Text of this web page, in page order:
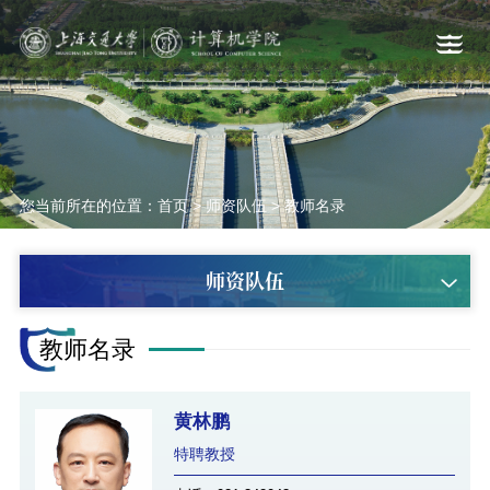
您当前所在的位置： 首页>师资队伍>教师名录
师资队伍
教师名录
黄林鹏
特聘教授